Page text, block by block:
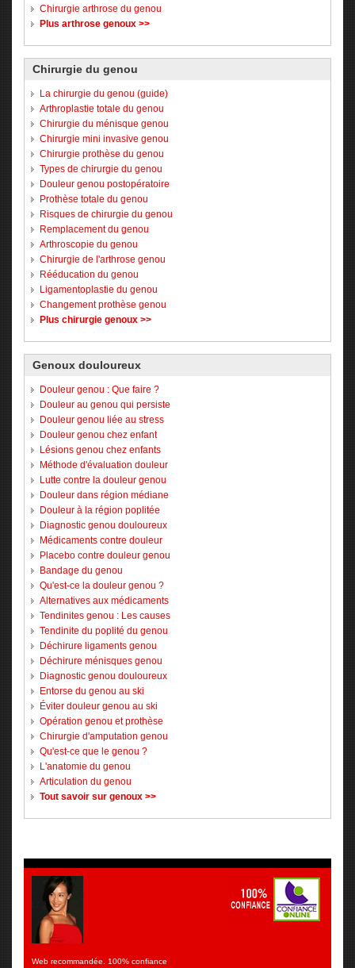
Chirurgie arthrose du genou
Plus arthrose genoux >>
Chirurgie du genou
La chirurgie du genou (guide)
Arthroplastie totale du genou
Chirurgie du ménisque genou
Chirurgie mini invasive genou
Chirurgie prothèse du genou
Types de chirurgie du genou
Douleur genou postopératoire
Prothèse totale du genou
Risques de chirurgie du genou
Remplacement du genou
Arthroscopie du genou
Chirurgie de l'arthrose genou
Rééducation du genou
Ligamentoplastie du genou
Changement prothèse genou
Plus chirurgie genoux >>
Genoux douloureux
Douleur genou : Que faire ?
Douleur au genou qui persiste
Douleur genou liée au stress
Douleur genou chez enfant
Lésions genou chez enfants
Méthode d'évaluation douleur
Lutte contre la douleur genou
Douleur dans région médiane
Douleur à la région poplitée
Diagnostic genou douloureux
Médicaments contre douleur
Placebo contre douleur genou
Bandage du genou
Qu'est-ce la douleur genou ?
Alternatives aux médicaments
Tendinites genou : Les causes
Tendinite du poplité du genou
Déchirure ligaments genou
Déchirure ménisques genou
Diagnostic genou douloureux
Entorse du genou au ski
Éviter douleur genou au ski
Opération genou et prothèse
Chirurgie d'amputation genou
Qu'est-ce que le genou ?
L'anatomie du genou
Articulation du genou
Tout savoir sur genoux >>
Web recommandée. 100% confiance